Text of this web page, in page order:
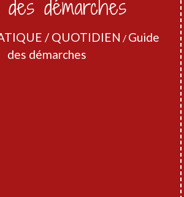
des démarches
/ QUOTIDIEN / Guide
des démarches